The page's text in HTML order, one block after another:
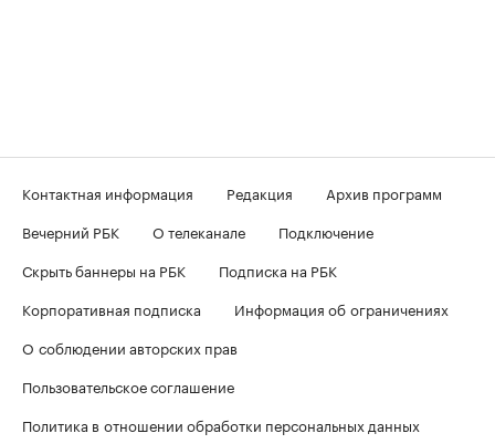
Контактная информация Редакция
Архив программ
Вечерний РБК
О телеканале
Подключение
Скрыть баннеры на РБК
Подписка на РБК
Корпоративная подписка
Информация об ограничениях
О соблюдении авторских прав
Пользовательское соглашение
Политика в отношении обработки персональных данных